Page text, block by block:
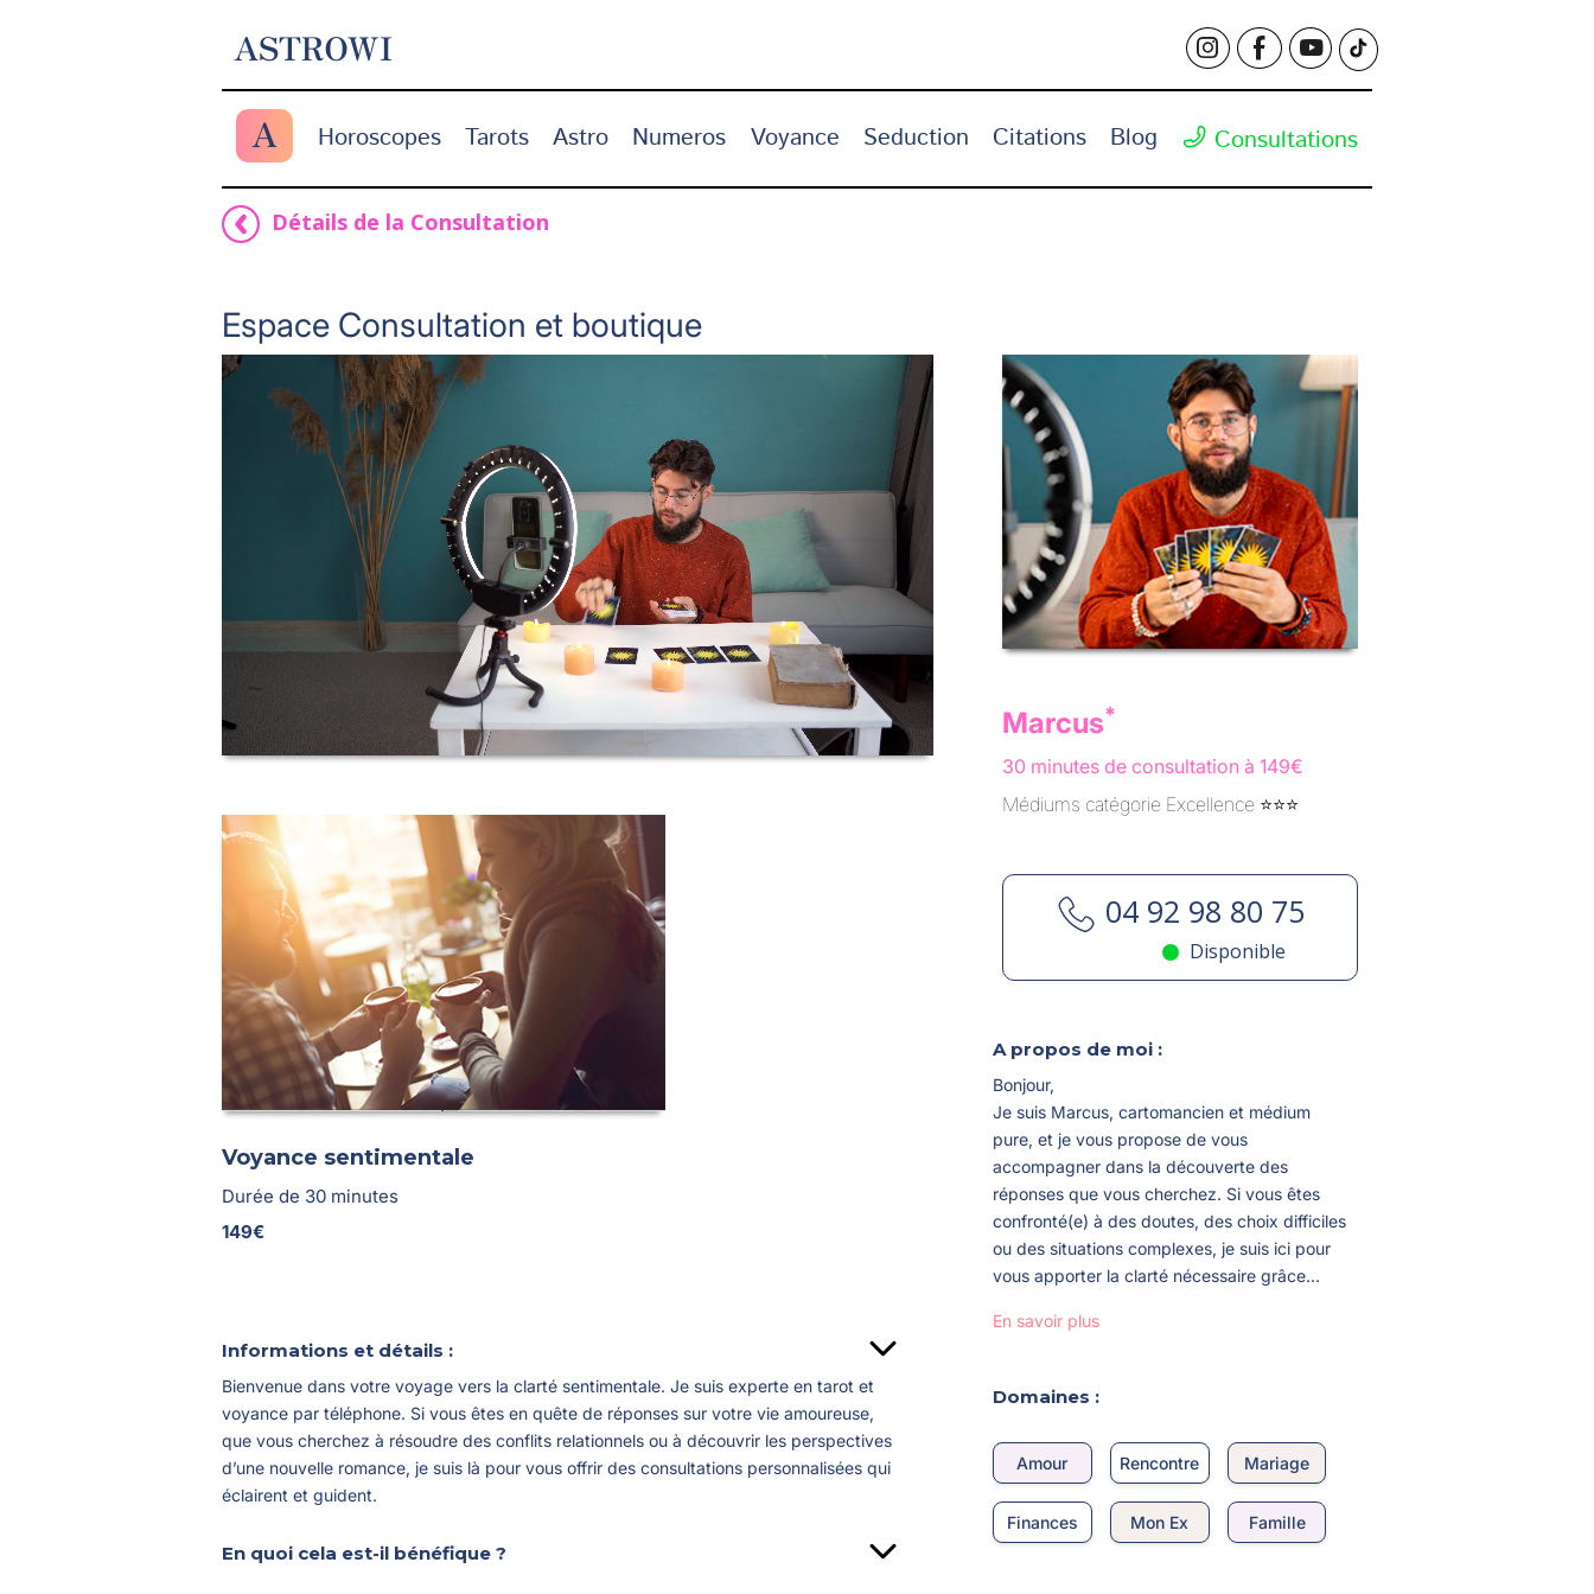
ASTROWI
A Horoscopes Tarots Astro Numeros Voyance Seduction Citations Blog Consultations
Détails de la Consultation
Espace Consultation et boutique
Voyance sentimentale
Durée de 30 minutes
149€
Informations et détails :
Bienvenue dans votre voyage vers la clarté sentimentale. Je suis experte en tarot et
voyance par téléphone. Si vous êtes en quête de réponses sur votre vie amoureuse,
que vous cherchez à résoudre des conflits relationnels ou à découvrir les perspectives
d’une nouvelle romance, je suis là pour vous offrir des consultations personnalisées qui
éclairent et guident.
En quoi cela est-il bénéfique ?
Marcus*
30 minutes de consultation à 149€
Médiums catégorie Excellence ⭐️⭐️⭐️
04 92 98 80 75
Disponible
A propos de moi :
Bonjour,
Je suis Marcus, cartomancien et médium
pure, et je vous propose de vous
accompagner dans la découverte des
réponses que vous cherchez. Si vous êtes
confronté(e) à des doutes, des choix difficiles
ou des situations complexes, je suis ici pour
vous apporter la clarté nécessaire grâce...
En savoir plus
Domaines :
Amour Rencontre Mariage
Finances Mon Ex Famille